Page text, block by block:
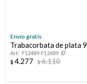
Envío gratis
Trabacorbata de plata
double en oro 18 ktes.
F12489-F12489
$ 4.277 $6.110